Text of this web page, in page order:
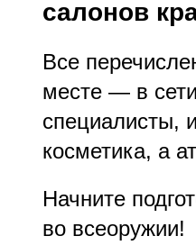
салонов
Все
месте — в
специалисты,
косметика, а
Начните
во всеоружии!